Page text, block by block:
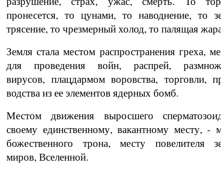
пронесется, то цунами, то наводнение, то
трясение, то чрезмерный холод, то палящая
Земля стала местом распространения греха,
для проведения войн, распрей,
вирусов, плацдармом воровства, торговли,
водства из ее элементов ядерных бомб.
Местом движения выросшего
своему единственному, вакантному месту, -
божественного трона, месту повелителя
миров, Вселенной.